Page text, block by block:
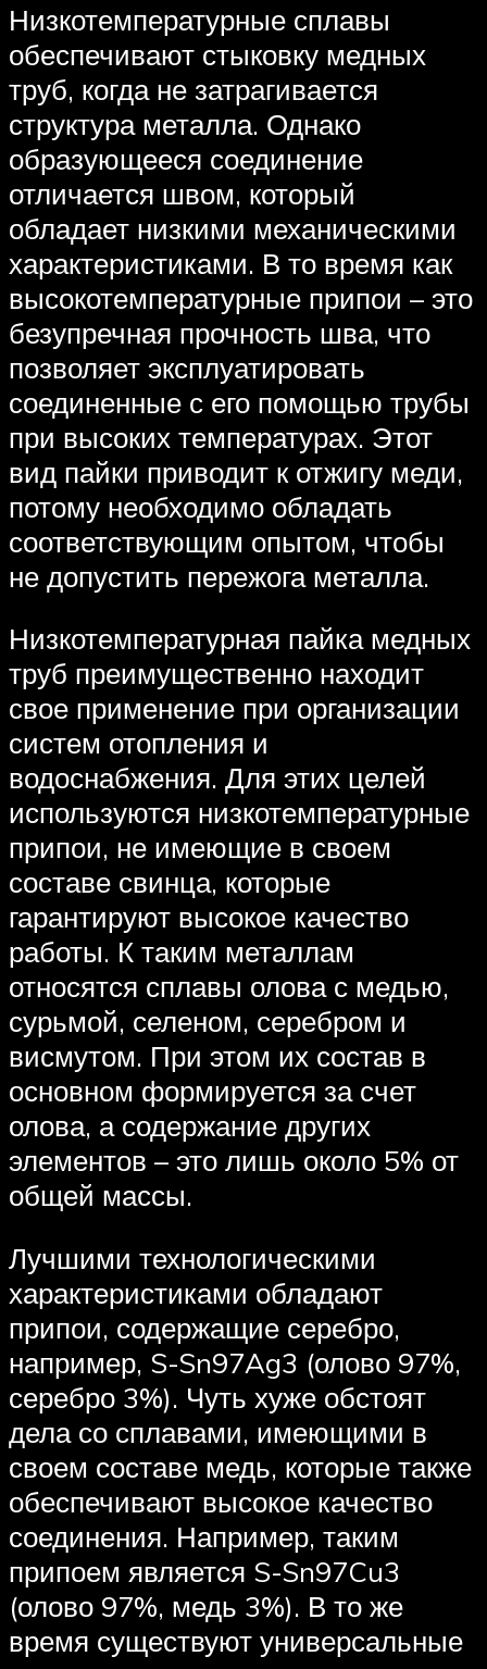
Низкотемпературные сплавы
обеспечивают стыковку медных
труб, когда не затрагивается
структура металла. Однако
образующееся соединение
отличается швом, который
обладает низкими механическими
характеристиками. В то время как
высокотемпературные припои – это
безупречная прочность шва, что
позволяет эксплуатировать
соединенные с его помощью трубы
при высоких температурах. Этот
вид пайки приводит к отжигу меди,
потому необходимо обладать
соответствующим опытом, чтобы
не допустить пережога металла.
Низкотемпературная пайка медных
труб преимущественно находит
свое применение при организации
систем отопления и
водоснабжения. Для этих целей
используются низкотемпературные
припои, не имеющие в своем
составе свинца, которые
гарантируют высокое качество
работы. К таким металлам
относятся сплавы олова с медью,
сурьмой, селеном, серебром и
висмутом. При этом их состав в
основном формируется за счет
олова, а содержание других
элементов – это лишь около 5% от
общей массы.
Лучшими технологическими
характеристиками обладают
припои, содержащие серебро,
например, S-Sn97Ag3 (олово 97%,
серебро 3%). Чуть хуже обстоят
дела со сплавами, имеющими в
своем составе медь, которые также
обеспечивают высокое качество
соединения. Например, таким
припоем является S-Sn97Cu3
(олово 97%, медь 3%). В то же
время существуют универсальные